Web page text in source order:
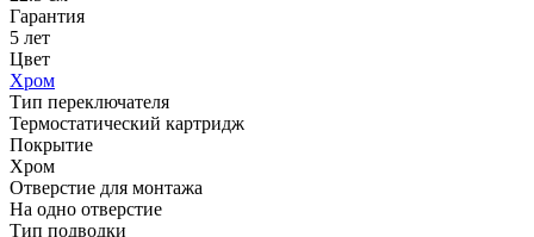
Гарантия
5 лет
Цвет
Хром
Тип переключателя
Термостатический картридж
Покрытие
Хром
Отверстие для монтажа
На одно отверстие
Тип подводки